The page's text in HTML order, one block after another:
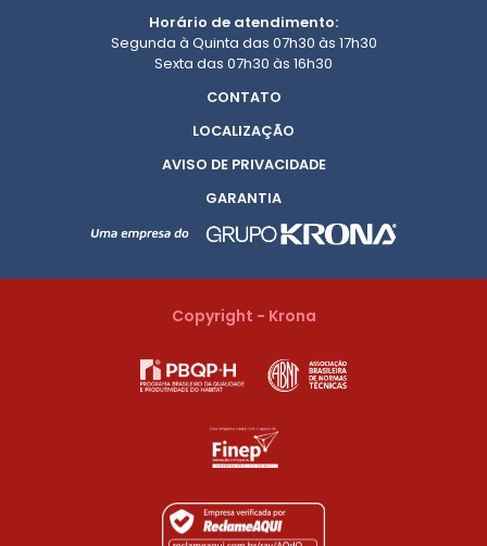
Horário de atendimento:
Segunda à Quinta das 07h30 às 17h30
Sexta das 07h30 às 16h30
CONTATO
LOCALIZAÇÃO
AVISO DE PRIVACIDADE
GARANTIA
Copyright - Krona